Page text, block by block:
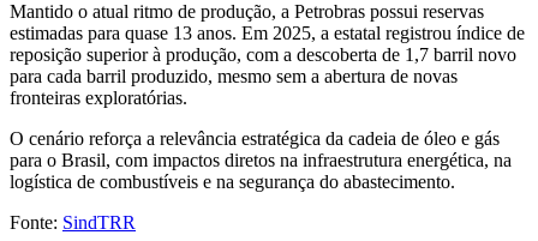
Mantido o atual ritmo de produção, a Petrobras possui reservas
estimadas para quase 13 anos. Em 2025, a estatal registrou índice de
reposição superior à produção, com a descoberta de 1,7 barril novo
para cada barril produzido, mesmo sem a abertura de novas
fronteiras exploratórias.
O cenário reforça a relevância estratégica da cadeia de óleo e gás
para o Brasil, com impactos diretos na infraestrutura energética, na
logística de combustíveis e na segurança do abastecimento.
Fonte: SindTRR